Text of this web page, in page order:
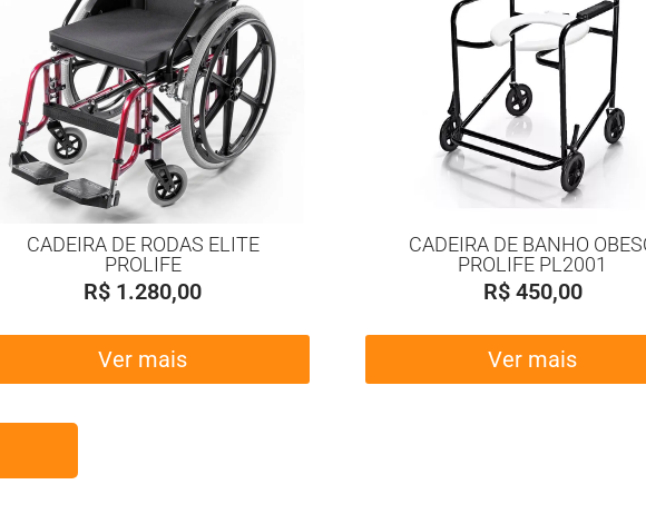
CADEIRA DE RODAS ELITE
PROLIFE
R$ 1.280,00
Ver mais
CADEIRA DE BANHO
PROLIFE PL2001
R$450,00
Ver mais